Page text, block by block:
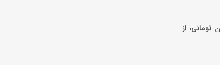
تا 2000 نیت و دوربین سلفی 16 مگاپیکسلی اشاره کرد. این محصول با قیمت 15 میلیون تومانی، از